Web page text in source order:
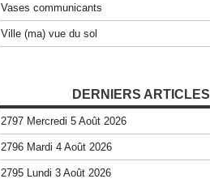
Vases communicants
Ville (ma) vue du sol
DERNIERS ARTICLES
2797 Mercredi 5 Août 2026
2796 Mardi 4 Août 2026
2795 Lundi 3 Août 2026